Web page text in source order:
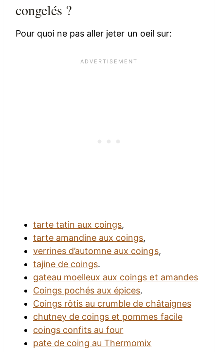
congelés ?
Pour quoi ne pas aller jeter un oeil sur:
tarte tatin aux coings,
tarte amandine aux coings,
verrines d’automne aux coings,
tajine de coings.
gateau moelleux aux coings et amandes
Coings pochés aux épices.
Coings rôtis au crumble de châtaignes
chutney de coings et pommes facile
coings confits au four
pate de coing au Thermomix